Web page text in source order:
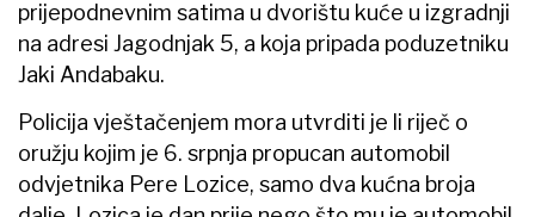
prijepodnevnim satima u dvorištu kuće u izgradnji
na adresi Jagodnjak 5, a koja pripada poduzetniku
Jaki Andabaku.
Policija vještačenjem mora utvrditi je li riječ o
oružju kojim je 6. srpnja propucan automobil
odvjetnika Pere Lozice, samo dva kućna broja